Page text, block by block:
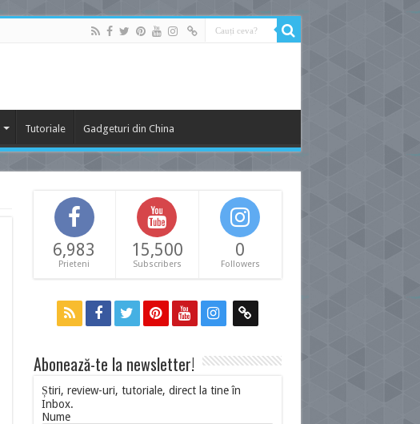
Tutoriale Gadgeturi din China
6,983
Prieteni
15,500
Subscribers
0
Followers
Abonează-te la newsletter!
Știri, review-uri, tutoriale, direct la tine în
Inbox.
Nume